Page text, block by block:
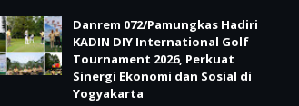
Danrem 072/Pamungkas Hadiri
KADIN DIY International Golf
Tournament 2026, Perkuat
Sinergi Ekonomi dan Sosial di
Yogyakarta